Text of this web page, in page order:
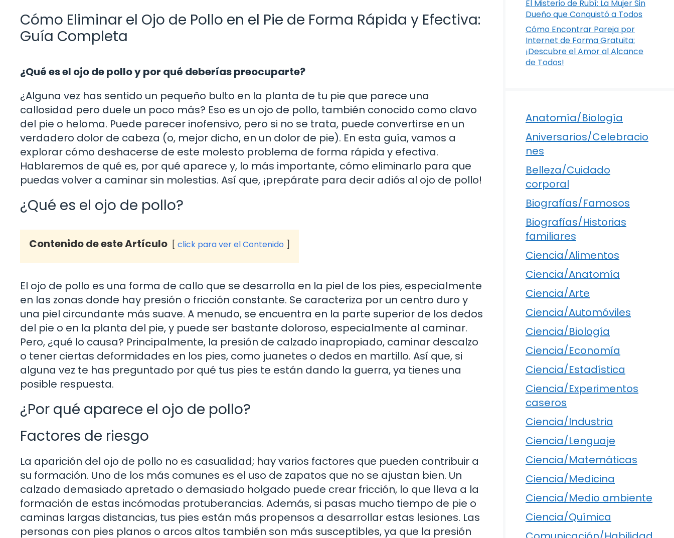
Cómo Eliminar el Ojo de Pollo en el Pie de Forma Rápida y Efectiva:
Guía Completa
¿Qué es el ojo de pollo y por qué deberías preocuparte?
¿Alguna vez has sentido un pequeño bulto en la planta de tu pie que parece una
callosidad pero duele un poco más? Eso es un ojo de pollo, también conocido como clavo
del pie o heloma. Puede parecer inofensivo, pero si no se trata, puede convertirse en un
verdadero dolor de cabeza (o, mejor dicho, en un dolor de pie). En esta guía, vamos a
explorar cómo deshacerse de este molesto problema de forma rápida y efectiva.
Hablaremos de qué es, por qué aparece y, lo más importante, cómo eliminarlo para que
puedas volver a caminar sin molestias. Así que, ¡prepárate para decir adiós al ojo de pollo!
¿Qué es el ojo de pollo?
Contenido de este Artículo click para ver el Contenido
El ojo de pollo es una forma de callo que se desarrolla en la piel de los pies, especialmente
en las zonas donde hay presión o fricción constante. Se caracteriza por un centro duro y
una piel circundante más suave. A menudo, se encuentra en la parte superior de los dedos
del pie o en la planta del pie, y puede ser bastante doloroso, especialmente al caminar.
Pero, ¿qué lo causa? Principalmente, la presión de calzado inapropiado, caminar descalzo
o tener ciertas deformidades en los pies, como juanetes o dedos en martillo. Así que, si
alguna vez te has preguntado por qué tus pies te están dando la guerra, ya tienes una
posible respuesta.
¿Por qué aparece el ojo de pollo?
Factores de riesgo
La aparición del ojo de pollo no es casualidad; hay varios factores que pueden contribuir a
su formación. Uno de los más comunes es el uso de zapatos que no se ajustan bien. Un
calzado demasiado apretado o demasiado holgado puede crear fricción, lo que lleva a la
formación de estas incómodas protuberancias. Además, si pasas mucho tiempo de pie o
caminas largas distancias, tus pies están más propensos a desarrollar estas lesiones. Las
personas con pies planos o arcos altos también son más susceptibles, ya que la presión
El Misterio de Rubí: La Mujer Sin
Dueño que Conquistó a Todos
Cómo Encontrar Pareja por
Internet de Forma Gratuita:
¡Descubre el Amor al Alcance
de Todos!
Anatomía/Biología
Aniversarios/Celebracio
nes
Belleza/Cuidado
corporal
Biografías/Famosos
Biografías/Historias
familiares
Ciencia/Alimentos
Ciencia/Anatomía
Ciencia/Arte
Ciencia/Automóviles
Ciencia/Biología
Ciencia/Economía
Ciencia/Estadística
Ciencia/Experimentos
caseros
Ciencia/Industria
Ciencia/Lenguaje
Ciencia/Matemáticas
Ciencia/Medicina
Ciencia/Medio ambiente
Ciencia/Química